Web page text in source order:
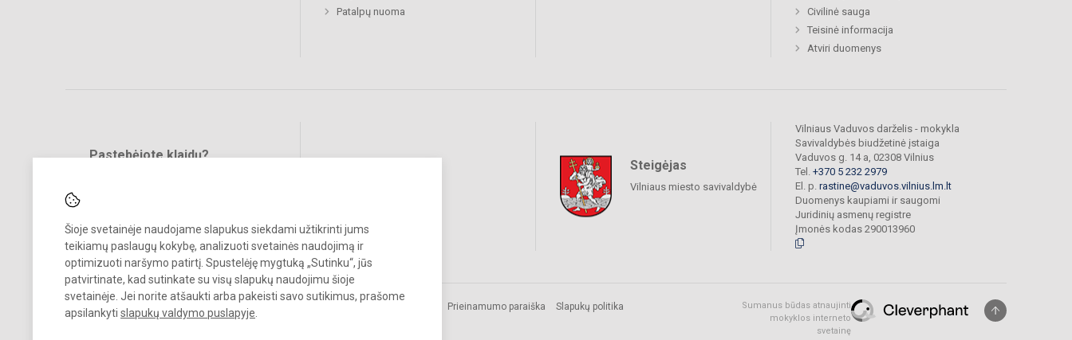
Šioje svetainėje naudojame slapukus siekdami užtikrinti jums
teikiamų paslaugų kokybę, analizuoti svetainės naudojimą ir
optimizuoti naršymo patirtį. Spustelėję mygtuką „Sutinku“, jūs
patvirtinate, kad sutinkate su visų slapukų naudojimu šioje
svetainėje. Jei norite atšaukti arba pakeisti savo sutikimus, prašome
apsilankyti slapukų valdymo puslapyje
Patalpų nuoma
Civilinė sauga
Teisinė informacija
Atviri duomenys
Pastebėjote klaidų?
Steigėjas
Vilniaus miesto savivaldybė
Vilniaus Vaduvos darželis - mokykla
Savivaldybės biudžetinė įstaiga
Vaduvos g. 14 a, 02308 Vilnius
Tel. +370 5 232 2979
El. p. rastine@vaduvos.vilnius.lm.lt
Duomenys kaupiami ir saugomi
Juridinių asmenų registre
Įmonės kodas 290013960
© 2023. Vilniaus Vaduvos darželis - mokykla. Visos teisės saugomos.
Kopijuoti turinį be raštiško įstaigos administracijos sutikimo griežtai
Prieinamumo paraiška Slapukų politika
Sumanus būdas atnaujinti
mokyklos interneto
svetainę